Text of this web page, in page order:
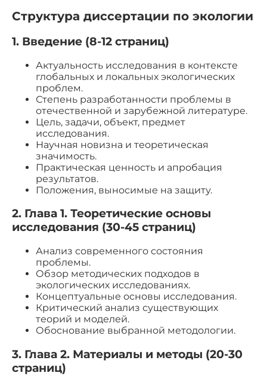
Структура диссертации по экологии
1. Введение (8-12 страниц)
Актуальность исследования в контексте
глобальных и локальных экологических
проблем.
Степень разработанности проблемы в
отечественной и зарубежной литературе.
Цель, задачи, объект, предмет
исследования.
Научная новизна и теоретическая
значимость.
Практическая ценность и апробация
результатов.
Положения, выносимые на защиту.
2. Глава 1. Теоретические основы
исследования (30-45 страниц)
Анализ современного состояния
проблемы.
Обзор методических подходов в
экологических исследованиях.
Концептуальные основы исследования.
Критический анализ существующих
теорий и моделей.
Обоснование выбранной методологии.
3. Глава 2. Материалы и методы (20-30
страниц)